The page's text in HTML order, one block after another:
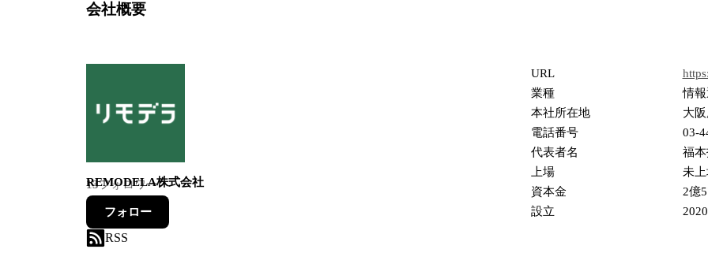
会社概要
REMODELA株式会社
13フォロワー
フォロー
RSS
URL
業種
情
本社所在地
大
電話番号
03-
代表者名
福
上場
未
資本金
2億
設立